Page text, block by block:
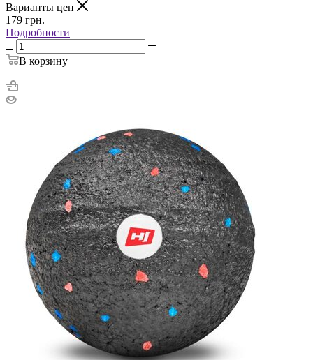
Варианты цен
179 грн.
Подробности
В корзину